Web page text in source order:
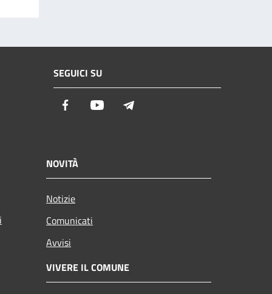
SEGUICI SU
Facebook Youtube
NOVITÀ
Notizie
Comunicati
Avvisi
VIVERE IL COMUNE